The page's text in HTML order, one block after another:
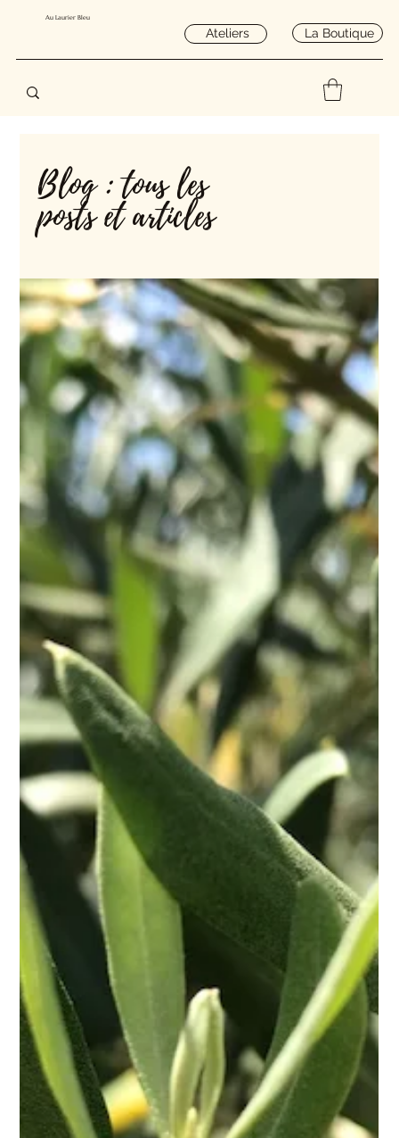
Au Laurier Bleu
Ateliers La Boutique
Blog : tous les
posts et articles